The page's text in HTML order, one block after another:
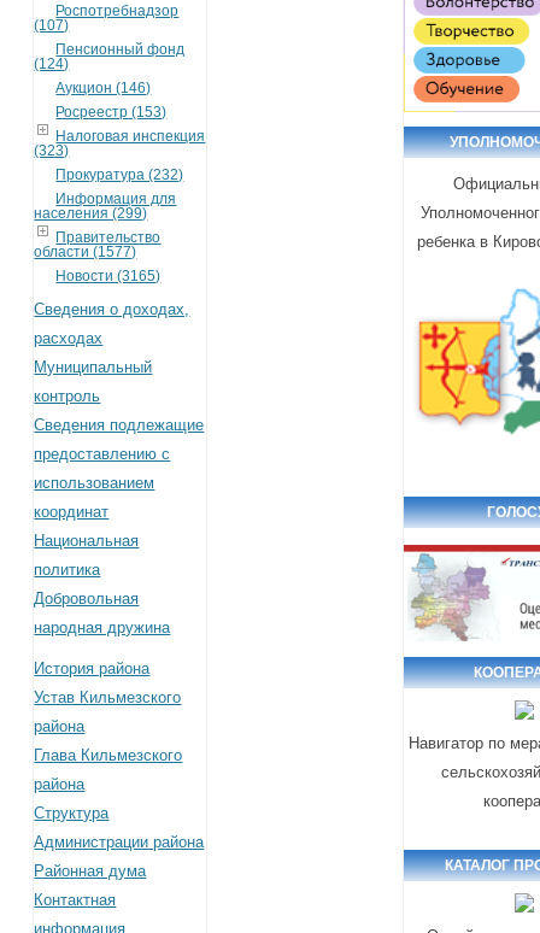
Роспотребнадзор
(107)
Пенсионный фонд
(124)
Аукцион (146)
Росреестр (153)
Налоговая инспекция
(323)
Прокуратура (232)
Информация для
населения (299)
Правительство
области (1577)
Новости (3165)
Сведения о доходах,
расходах
Муниципальный
контроль
Сведения подлежащие
предоставлению с
использованием
координат
Национальная
политика
Добровольная
народная дружина
История района
Устав Кильмезского
района
Глава Кильмезского
района
Структура
Администрации района
Районная дума
Контактная
информация
ребенка в
Навигатор по
КАТАЛОГ